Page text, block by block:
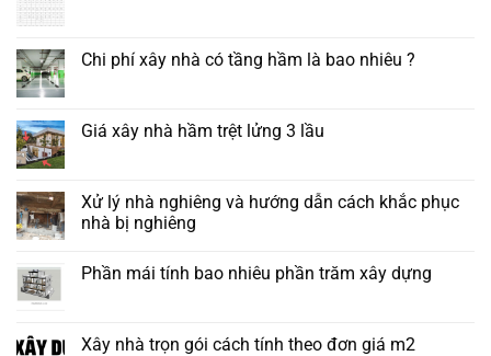
Chi phí xây nhà có tầng hầm là bao nhiêu ?
Giá xây nhà hầm trệt lửng 3 lầu
Xử lý nhà nghiêng và hướng dẫn cách khắc phục
nhà bị nghiêng
Phần mái tính bao nhiêu phần trăm xây dựng
Xây nhà trọn gói cách tính theo đơn giá m2